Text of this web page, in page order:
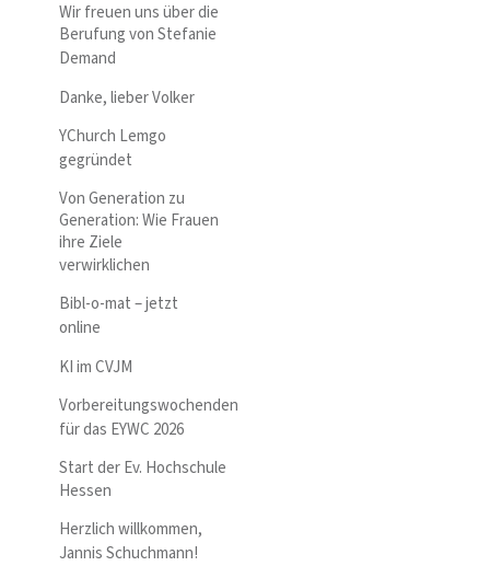
Wir freuen uns über die
Berufung von Stefanie
Demand
Danke, lieber Volker
YChurch Lemgo
gegründet
Von Generation zu
Generation: Wie Frauen
ihre Ziele
verwirklichen
Bibl-o-mat – jetzt
online
KI im CVJM
Vorbereitungswochenden
für das EYWC 2026
Start der Ev. Hochschule
Hessen
Herzlich willkommen,
Jannis Schuchmann!